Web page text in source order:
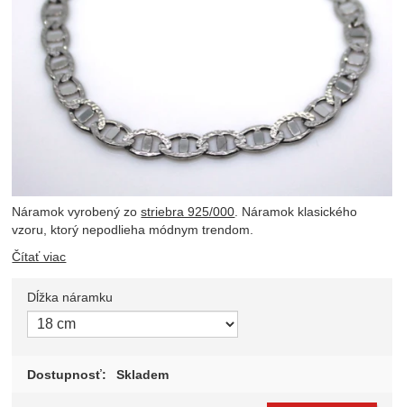
Náramok vyrobený zostriebra 925/000 . Náramok klasického
vzoru, ktorý nepodlieha módnym trendom.
Čítať viac
Zvoľte variant
Dĺžka náramku
Dostupnosť: Skladem